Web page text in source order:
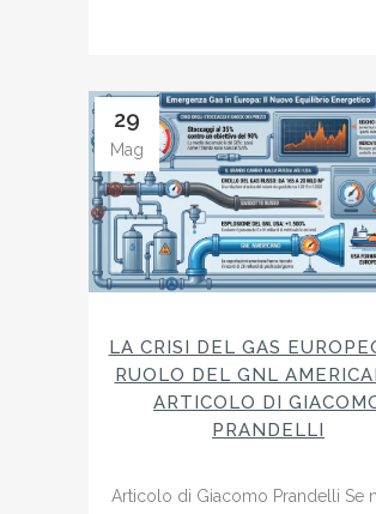
29
Mag
LA CRISI DEL GAS
RUOLO DEL GNL
ARTICOLO DI
PRANDELLI
Articolo di Giacomo Prandelli Se